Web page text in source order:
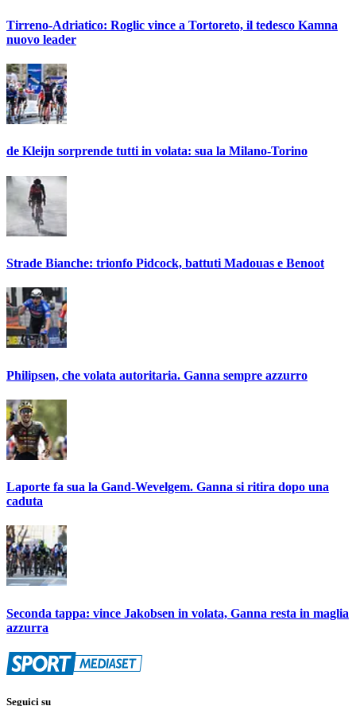
Tirreno-Adriatico: Roglic vince a Tortoreto, il tedesco Kamna
nuovo leader
de Kleijn sorprende tutti in volata: sua la Milano-Torino
Strade Bianche: trionfo Pidcock, battuti Madouas e Benoot
Philipsen, che volata autoritaria. Ganna sempre azzurro
Laporte fa sua la Gand-Wevelgem. Ganna si ritira dopo una
caduta
Seconda tappa: vince Jakobsen in volata, Ganna resta in maglia
azzurra
Seguici su